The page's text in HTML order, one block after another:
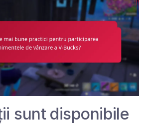
sunt disponibile